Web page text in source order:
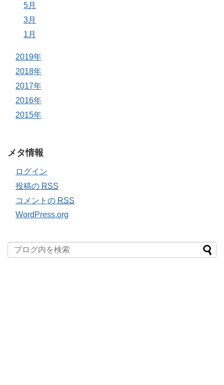
5月
3月
1月
2019年
2018年
2017年
2016年
2015年
メタ情報
ログイン
投稿の RSS
コメントの RSS
WordPress.org